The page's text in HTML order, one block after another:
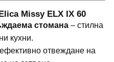
Missy ELX IX 60
стомана – стилна
кухни.
отвеждане на